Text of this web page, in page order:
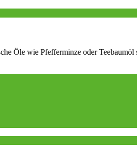
Öle wie Pfefferminze oder Teebaumöl